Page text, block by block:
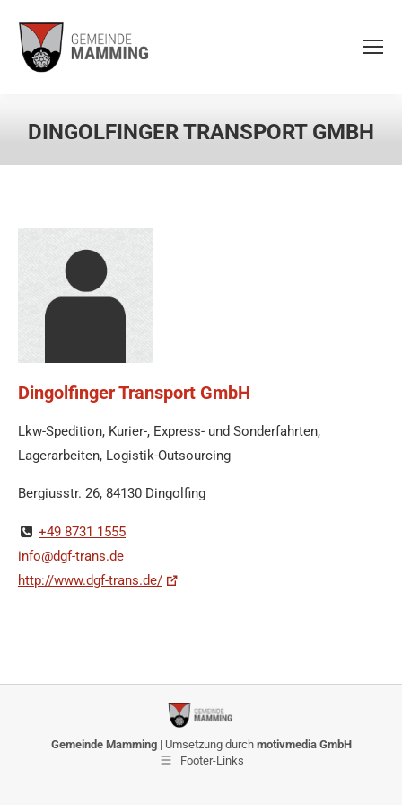
DINGOLFINGER TRANSPORT GMBH
Dingolfinger Transport GmbH
Lkw-Spedition, Kurier-, Express- und Sonderfahrten,
Lagerarbeiten, Logistik-Outsourcing
Bergiusstr. 26, 84130 Dingolfing
+49 8731 1555
info@dgf-trans.de
http://www.dgf-trans.de/
Gemeinde Mamming| Umsetzung durch motivmedia GmbH
Footer-Links